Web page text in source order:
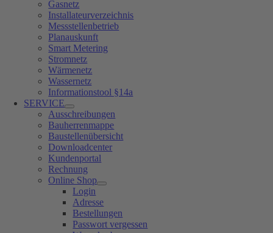
Gasnetz
Installateurverzeichnis
Messstellenbetrieb
Planauskunft
Smart Metering
Stromnetz
Wärmenetz
Wassernetz
Informationstool §14a
SERVICE
Ausschreibungen
Bauherrenmappe
Baustellenübersicht
Downloadcenter
Kundenportal
Rechnung
Online Shop
Login
Adresse
Bestellungen
Passwort vergessen